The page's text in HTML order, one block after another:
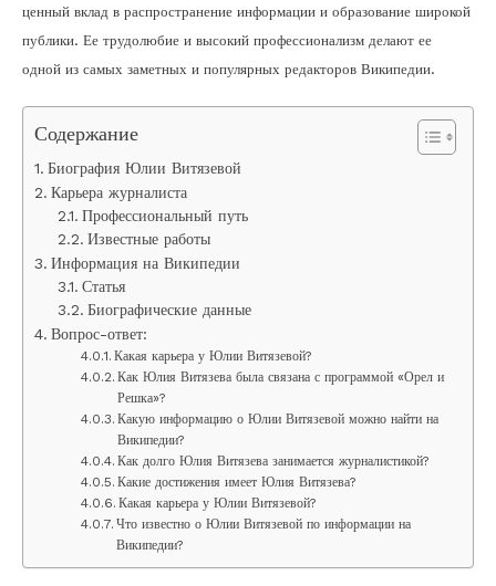
ценный вклад в распространение информации и образование широкой
публики. Ее трудолюбие и высокий профессионализм делают ее
одной из самых заметных и популярных редакторов Википедии.
Содержание
Биография Юлии Витязевой
Карьера журналиста
Профессиональный путь
Известные работы
Информация на Википедии
Статья
Биографические данные
Вопрос-ответ:
Какая карьера у Юлии Витязевой?
Как Юлия Витязева была связана с программой «Орел и
Решка»?
Какую информацию о Юлии Витязевой можно найти на
Википедии?
Как долго Юлия Витязева занимается журналистикой?
Какие достижения имеет Юлия Витязева?
Какая карьера у Юлии Витязевой?
Что известно о Юлии Витязевой по информации на
Википедии?